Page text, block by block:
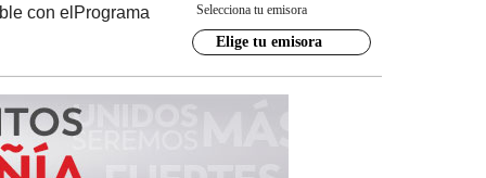
con el Programa Selecciona tu emisora
Elige tu emisora